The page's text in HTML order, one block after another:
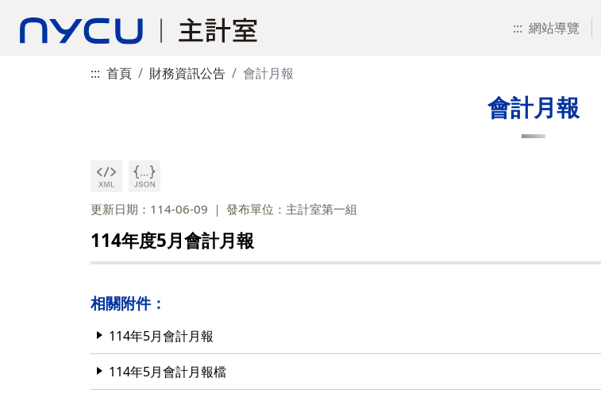
::: 網站導覽
::: 首頁 財務資訊公告 會計月報
會計月報
更新日期：114-06-09 發布單位：主計室第一組
114年度5月會計月報
相關附件：
114年5月會計月報
114年5月會計月報檔